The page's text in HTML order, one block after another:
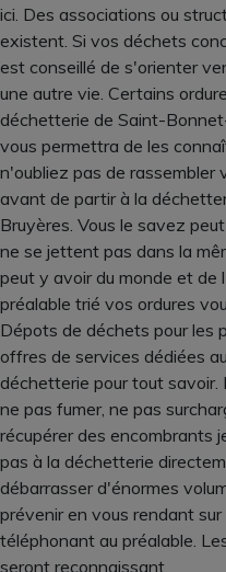
ici. Des associations ou
existent. Si vos déchets
est conseillé de s'orienter
une autre vie. Certains
déchetterie de Saint-
vous permettra de les
n'oubliez pas de rassembler
avant de partir à la
Bruyères. Vous le savez
ne se jettent pas dans la
peut y avoir du monde et de
préalable trié vos ordures
Dépots de déchets pour les
offres de services dédiées
déchetterie pour tout savoir.
ne pas fumer, ne pas
récupérer des encombrants
pas à la déchetterie
débarrasser d'énormes
prévenir en vous rendant
téléphonant au préalable.
seront reconnaissant.